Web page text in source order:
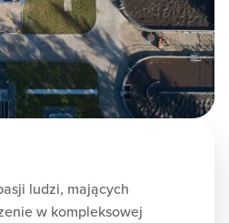
ludzi, mających
w kompleksowej